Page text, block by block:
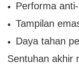
Performa
Tampilan
Daya tahan
Sentuhan akhir